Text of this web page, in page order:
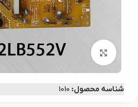
بزرگنمایی تصویر
شناسه محصول: 1010